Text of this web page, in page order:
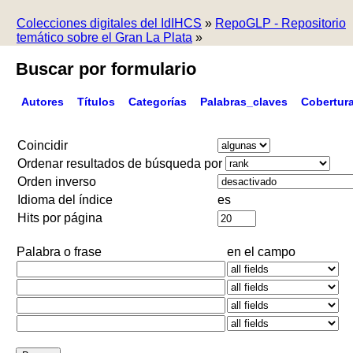
Colecciones digitales del IdIHCS » RepoGLP - Repositorio
temático sobre el Gran La Plata »
Buscar por formulario
Autores Títulos Categorías Palabras_claves
Coincidir
Ordenar resultados de búsqueda por
Orden inverso
Idioma del índice
es
Hits por página
Palabra o frase en el campo